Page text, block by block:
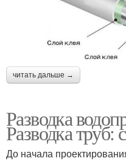
читать дальше →
Разводка
Разводка труб:
До начала